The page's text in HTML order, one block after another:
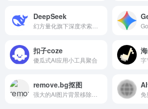
DeepSeek
扣子coze
傻瓜式AI应用小工具聚合
remove.bg抠图
免